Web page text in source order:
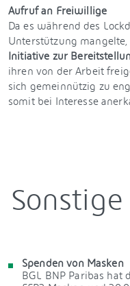
Aufruf an Freiwillige
Da es während des
Unterstützung mangelte,
Initiative zur
ihren von der Arbeit
sich gemeinnützig zu
somit bei Interesse
Spenden von Masken
BGL BNP Paribas